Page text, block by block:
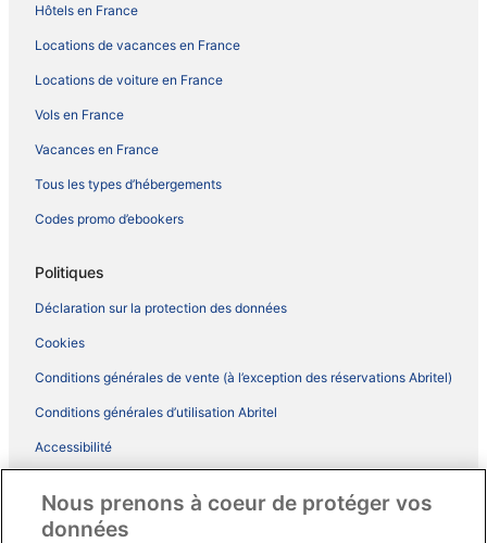
Hôtels en France
Locations de vacances en France
Locations de voiture en France
Vols en France
Vacances en France
Tous les types d’hébergements
Codes promo d’ebookers
Politiques
Déclaration sur la protection des données
Cookies
Conditions générales de vente (à l’exception des réservations Abritel)
Conditions générales d’utilisation Abritel
Accessibilité
Conditions générales du programme BONUS+ d’ebookers
Nous prenons à coeur de protéger vos
données